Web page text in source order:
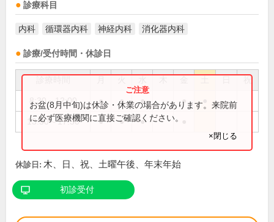
診療科目
内科 循環器内科 神経内科 消化器内科
診療/受付時間・休診日
祝
8:30～12:00 ● ● ● ●
13:30～17:30 ● ● ●
お盆(8月中旬)は休診・休業の場合があります。来院前
に必ず医療機関に直接ご確認ください。
×閉じる
休診日: 木、日、祝、土曜午後、年末年始
初診受付